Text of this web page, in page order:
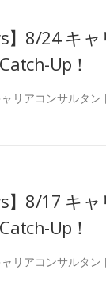
】8/24 キ
Up！
リアコンサルタ
】8/17 キ
Up！
リアコンサルタ